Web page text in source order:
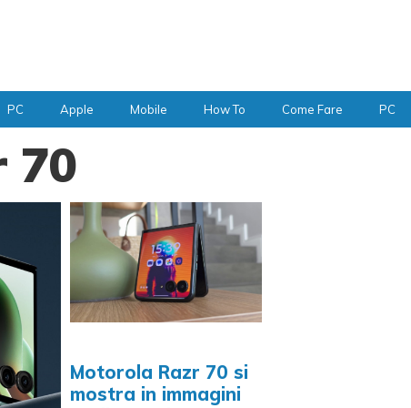
PC Apple Mobile How To Come Fare PC
70
Motorola Razr 70 si
mostra in immagini